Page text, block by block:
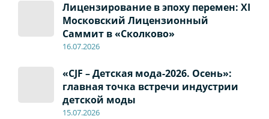
Лицензирование в эпоху перемен: XI
Московский Лицензионный
Саммит в «Сколково»
16.07.2026
«CJF – Детская мода-2026. Осень»:
главная точка встречи индустрии
детской моды
15.07.2026